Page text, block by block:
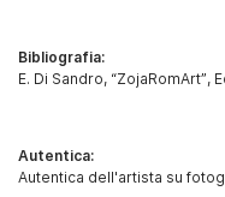
Bibliografia:
E. Di Sandro,
Autentica:
Autentica dell'artista su